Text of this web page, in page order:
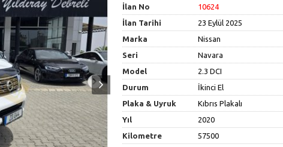
İlan No
10624
İlan Tarihi
23 Eylül 2025
Marka
Nissan
Seri
Navara
Model
2.3 DCI
Durum
İkinci El
Plaka & Uyruk
Kıbrıs Plakalı
Yıl
2020
Kilometre
57500